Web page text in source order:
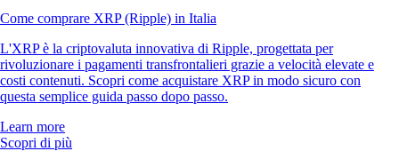
Come comprare XRP (Ripple) in Italia
L'XRP è la criptovaluta innovativa di Ripple, progettata per
rivoluzionare i pagamenti transfrontalieri grazie a velocità elevate e
costi contenuti. Scopri come acquistare XRP in modo sicuro con
questa semplice guida passo dopo passo.
Learn more
Scopri di più